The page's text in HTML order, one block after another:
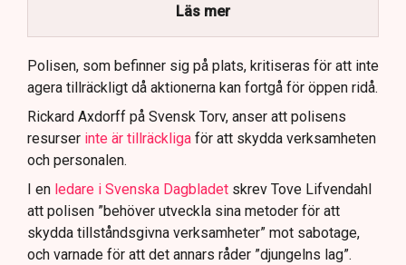
brottsmisstankar kopplade.
Polisen använder drönare och uniformerad polis
för att dokumentera bevis.
Samtidigt är polisarbetet komplext när det gäller
att navigera juridiska rättigheter och gränser.
Läs mer
Polisen, som befinner sig på plats, kritiseras för att inte
agera tillräckligt då aktionerna kan fortgå för öppen ridå.
Rickard Axdorff på Svensk Torv, anser att polisens
resurser inte är tillräckliga för att skydda verksamheten
och personalen.
I en ledare i Svenska Dagbladet skrev Tove Lifvendahl
att polisen ”behöver utveckla sina metoder för att
skydda tillståndsgivna verksamheter” mot sabotage,
och varnade för att det annars råder ”djungelns lag”.